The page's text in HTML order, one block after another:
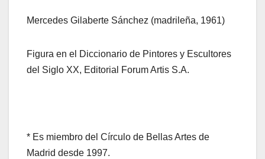
Mercedes Gilaberte Sánchez (madrileña, 1961)
Figura en el Diccionario de Pintores y Escultores
del Siglo XX, Editorial Forum Artis S.A.
* Es miembro del Círculo de Bellas Artes de
Madrid desde 1997.